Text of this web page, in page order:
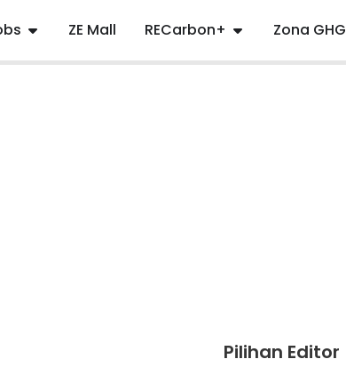
ZE Mall RECarbon+ Zona GHG
Pilihan Editor